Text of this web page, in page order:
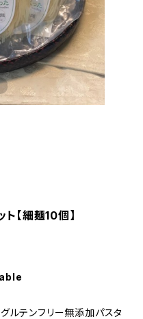
【細麺10個】
ルテンフリー無添加パスタ